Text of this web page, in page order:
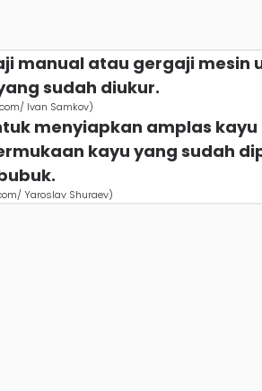
manual atau gergaji mesin
sudah diukur.
Ivan Samkov)
menyiapkan amplas
kayu yang sudah
Yaroslav Shuraev)